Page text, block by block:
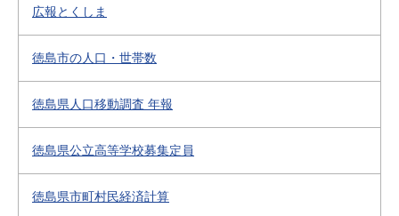
広報とくしま
徳島市の人口・世帯数
徳島県人口移動調査 年報
徳島県公立高等学校募集定員
徳島県市町村民経済計算